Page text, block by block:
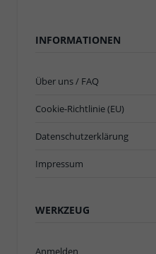
INFORMATIONEN
Über uns / FAQ
Cookie-Richtlinie (EU)
Datenschutzerklärung
Impressum
WERKZEUG
Anmelden